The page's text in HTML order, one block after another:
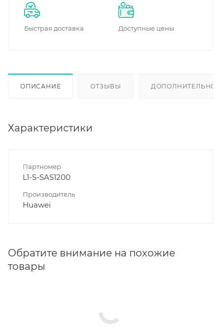
Быстрая доставка Доступные цены
ОПИСАНИЕ ОТЗЫВЫ ДОПОЛНИТЕЛЬНО
Характеристики
Партномер
L1-S-SAS1200
Производитель
Huawei
Обратите внимание на похожие
товары